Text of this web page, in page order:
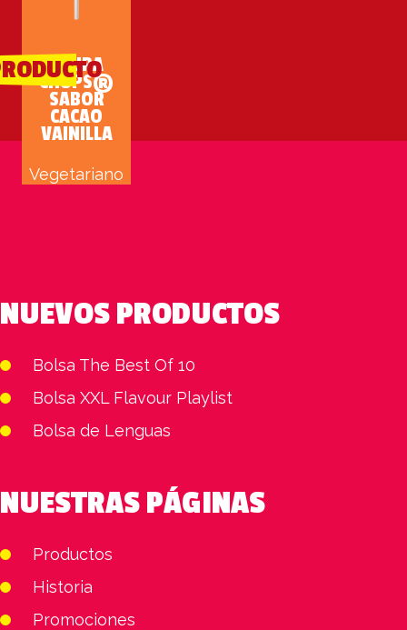
CHUPA
CHUPS®
SABOR
CACAO
VAINILLA
Vegetariano
NUEVOS PRODUCTOS
Bolsa The Best Of 10
Bolsa XXL Flavour Playlist
Bolsa de Lenguas
NUESTRAS PÁGINAS
Productos
Historia
Promociones